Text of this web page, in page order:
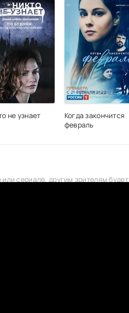
не узнает
Когда закончится
февраль
сериале, другим зрителям будет